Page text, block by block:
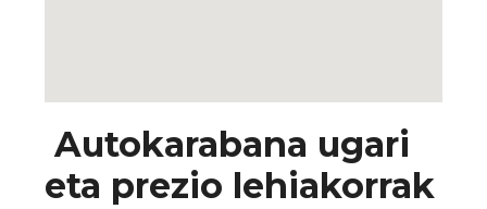
Autokarabana ugari
eta prezio lehiakorrak